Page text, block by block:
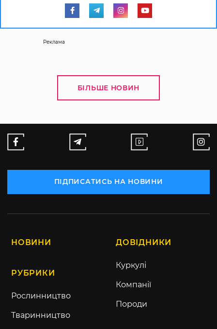
Реклама
БІЛЬШЕ НОВИН
ПІДПИСАТИСЬ НА НОВИНИ
НОВИНИ
РУБРИКИ
Рослинництво
Тваринництво
ДОВІДНИКИ
Куркулі
Компанії
Породи